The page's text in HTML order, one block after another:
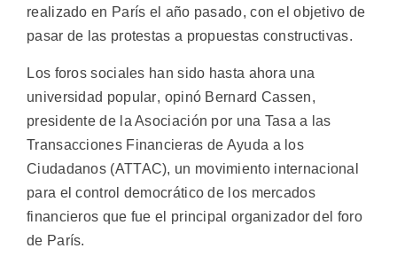
realizado en París el año pasado, con el objetivo de
pasar de las protestas a propuestas constructivas.
Los foros sociales han sido hasta ahora una
universidad popular, opinó Bernard Cassen,
presidente de la Asociación por una Tasa a las
Transacciones Financieras de Ayuda a los
Ciudadanos (ATTAC), un movimiento internacional
para el control democrático de los mercados
financieros que fue el principal organizador del foro
de París.